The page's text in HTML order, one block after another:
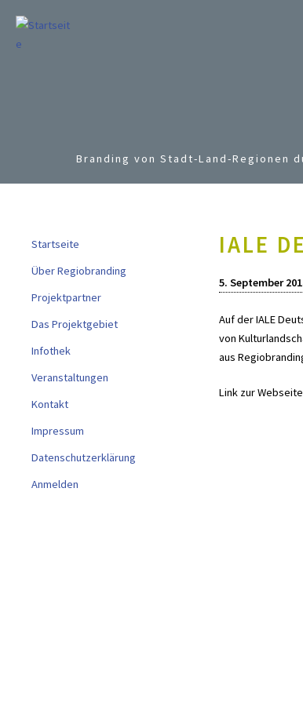
Branding von Stadt-Land-Regionen
Startseite
Über Regiobranding
Projektpartner
Das Projektgebiet
Infothek
Veranstaltungen
Kontakt
Impressum
Datenschutzerklärung
Anmelden
IALE
5. September
Auf der IALE
von
aus
Link zur